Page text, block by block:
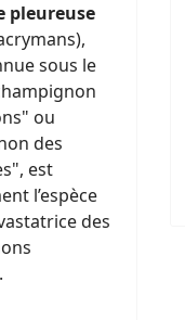
pleureuse
sous le
ou
des
est
l’espèce
des